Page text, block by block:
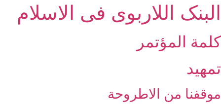
البنک اللاربوی فی الاسلام
كلمة المؤتمر
تمهيد
موقفنا من الاطروحة